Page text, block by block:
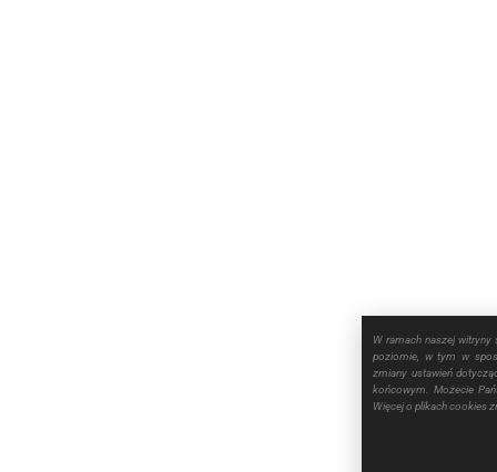
W ramach naszej witryny
poziomie, w tym w
zmiany ustawień
końcowym. Możecie
Więcej o plikach cookies